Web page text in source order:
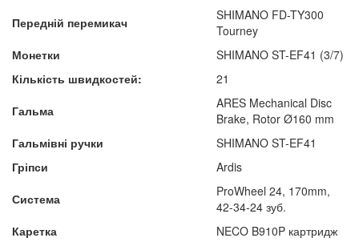
Передній перемикач
SHIMANO FD-TY300
Tourney
Монетки
SHIMANO ST-EF41 (3/7)
Кількість швидкостей:
21
Гальма
ARES Mechanical Disc
Brake, Rotor Ø160 mm
Гальмівні ручки
SHIMANO ST-EF41
Гріпси
Ardis
Система
ProWheel 24, 170mm,
42-34-24 зуб.
Каретка
NECO B910P картридж